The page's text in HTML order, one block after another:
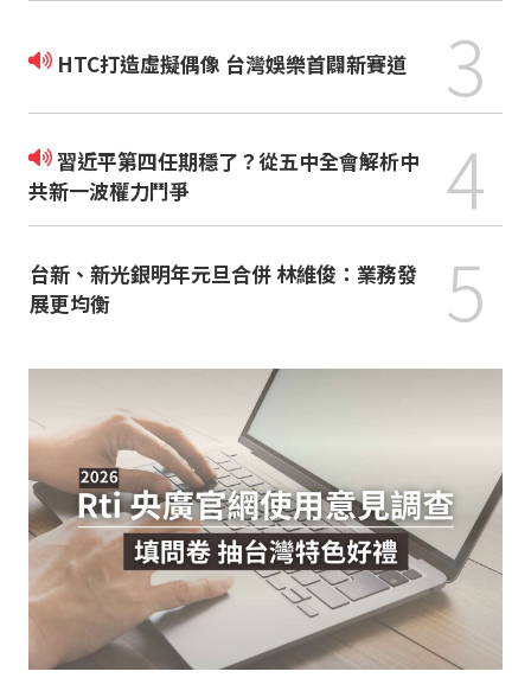
HTC打造虛擬偶像 台灣娛樂首闢新賽道 3
習近平第四任期穩了？從五中全會解析中
共新一波權力鬥爭
4
台新、新光銀明年元旦合併 林維俊：業務發
展更均衡
5